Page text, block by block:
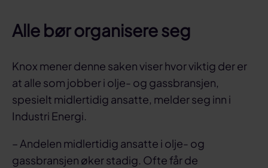
Alle bør organisere seg
Knox mener denne saken viser hvor viktig der er
at alle som jobber i olje- og gassbransjen,
spesielt midlertidig ansatte, melder seg inn i
Industri Energi.
– Andelen midlertidig ansatte i olje- og
gassbransjen øker stadig. Ofte får de